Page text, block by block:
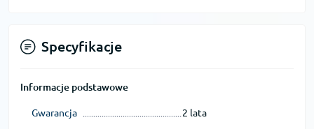
Specyfikacje
Informacje podstawowe
Gwarancja 2 lata